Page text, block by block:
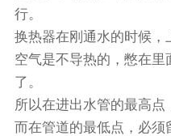
行。
换热器在刚通水的时候，
空气是不导热的，憋在
了。
所以在进出水管的最高点
而在管道的最低点，必